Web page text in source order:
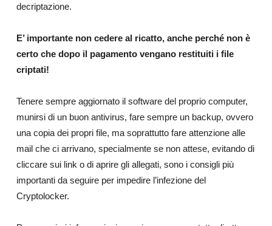
decriptazione.
E’ importante non cedere al ricatto, anche perché non è
certo che dopo il pagamento vengano restituiti i file
criptati!
Tenere sempre aggiornato il software del proprio computer,
munirsi di un buon antivirus, fare sempre un backup, ovvero
una copia dei propri file, ma soprattutto fare attenzione alle
mail che ci arrivano, specialmente se non attese, evitando di
cliccare sui link o di aprire gli allegati, sono i consigli più
importanti da seguire per impedire l’infezione del
Cryptolocker.